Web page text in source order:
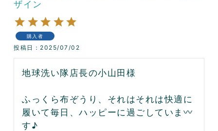
ザイン
購入者
投稿日 2025/07/02
地球洗い隊店長の小山田様
ふっくら布ぞうり、それはそれは快適に
履いて毎日、ハッピーに過ごしていま〰️
す♪